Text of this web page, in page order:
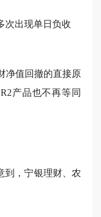
次出现单日负收
净值回撤的直接原
产品也不再等同
到，宁银理财、农